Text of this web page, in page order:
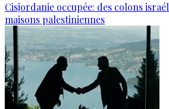
Cisjordanie occupée: des colons
maisons palestiniennes